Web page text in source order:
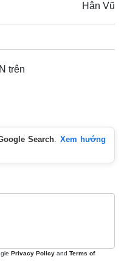
Hân Vũ
trên
Search. Xem hướng
Privacy Policy and Terms of